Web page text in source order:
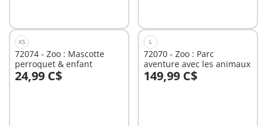
XS
72074 - Zoo : Mascotte
perroquet & enfant
24,99 C$
Au panier
L
72070 - Zoo : Parc
aventure avec les animaux
149,99 C$
Au panier